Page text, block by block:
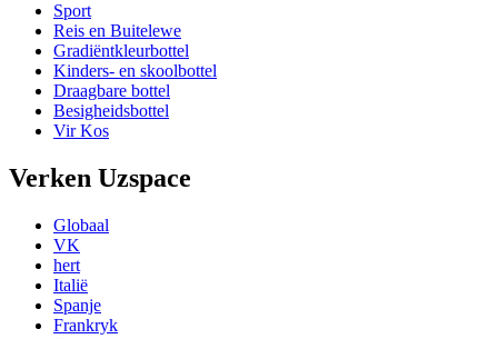
Sport
Reis en Buitelewe
Gradiëntkleurbottel
Kinders- en skoolbottel
Draagbare bottel
Besigheidsbottel
Vir Kos
Verken Uzspace
Globaal
VK
hert
Italië
Spanje
Frankryk